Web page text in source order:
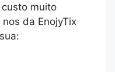
muito
da EnojyTix